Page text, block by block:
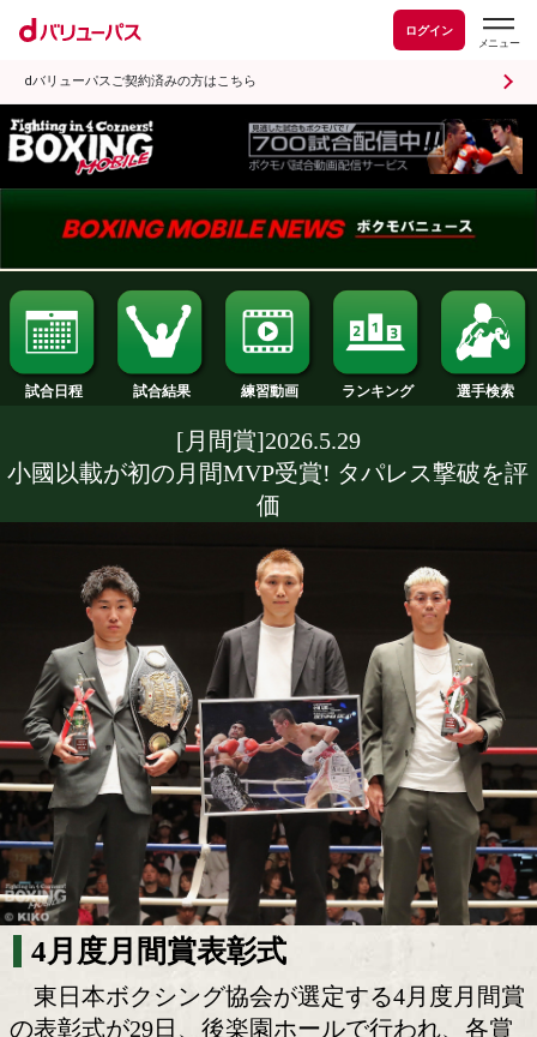
ログイン
dバリューパスご契約済みの方はこちら
試合日程 試合結果 練習動画 ランキング
[月間賞]2026.5.29
小國以載が初の月間MVP受賞! タパレス